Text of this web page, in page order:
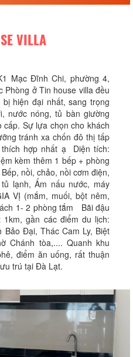
VILLA
Mạc Đĩnh Chi, phường 4,
ở Tin house villa đều
hiện đại nhất, sang trọng
nước nóng, tủ bàn giường
Sự lựa chọn cho khách
tránh xa chốn đô thị tấp
hợp nhất ạ Diện tích:
kèm thêm 1 bếp + phòng
nồi, chảo, nồi cơm điện,
lạnh, Ấm nấu nước, máy
VỊ (mắm, muối, bột nêm,
1- 2 phòng tắm Bãi đậu
gần các điểm du lịch:
Đại, Thác Cam Ly, Biệt
Chánh tòa,.... Quanh khu
điểm ăn uống, rất thuận
trú tại Đà Lạt.